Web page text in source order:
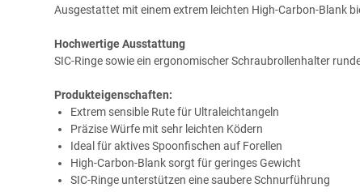
Ausgestattet mit einem extrem leichten High-Carbon-Blank
Hochwertige Ausstattung
SIC-Ringe sowie ein ergonomischer Schraubrollenhalter
Produkteigenschaften:
Extrem sensible Rute für Ultraleichtangeln
Präzise Würfe mit sehr leichten Ködern
Ideal für aktives Spoonfischen auf Forellen
High-Carbon-Blank sorgt für geringes Gewicht
SIC-Ringe unterstützen eine saubere Schnurführung